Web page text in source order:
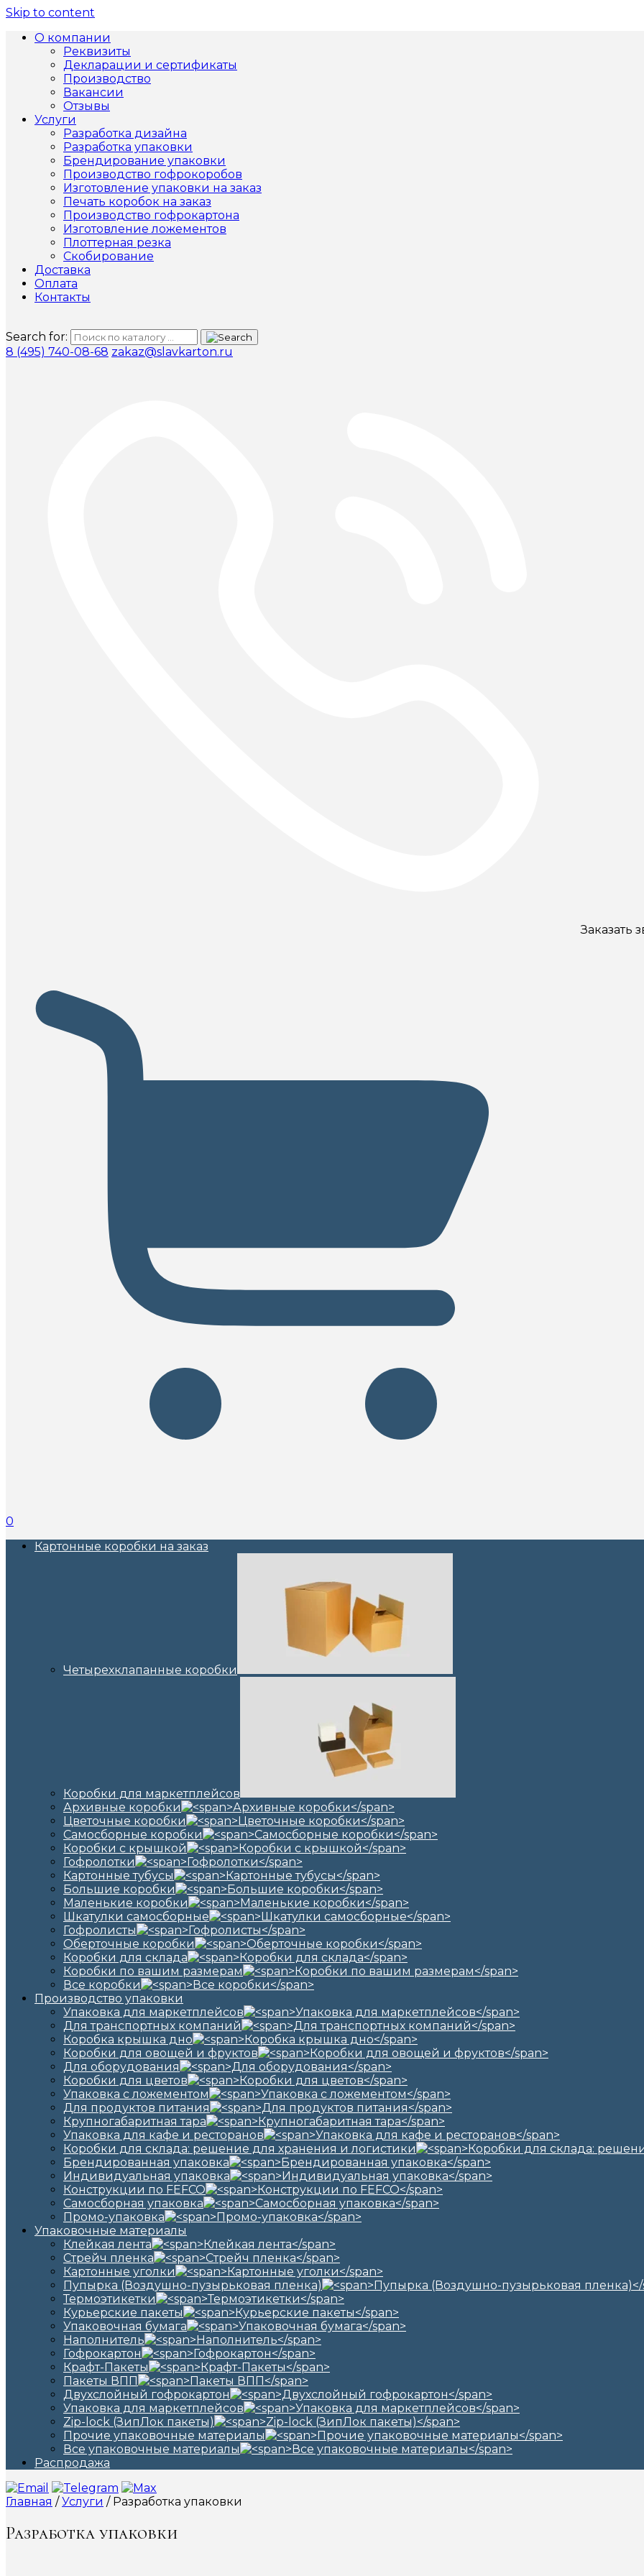
Skip to content
О компании
Реквизиты
Декларации и сертификаты
Производство
Вакансии
Отзывы
Услуги
Разработка дизайна
Разработка упаковки
Брендирование упаковки
Производство гофрокоробов
Изготовление упаковки на заказ
Печать коробок на заказ
Производство гофрокартона
Изготовление ложементов
Плоттерная резка
Скобирование
Доставка
Оплата
Контакты
Search for:
8 (495) 740-08-68 zakaz@slavkarton.ru
Заказать
0
Картонные коробки на заказ
Четырехклапанные коробки
Коробки для маркетплейсов
Архивные коробки
Цветочные коробки
Самосборные коробки
Коробки с крышкой
Гофролотки
Картонные тубусы
Большие коробки
Маленькие коробки
Шкатулки самосборные
Гофролисты
Оберточные коробки
Коробки для склада
Коробки по вашим размерам
Все коробки
Производство упаковки
Упаковка для маркетплейсов
Для транспортных компаний
Коробка крышка дно
Коробки для овощей и фруктов
Для оборудования
Коробки для цветов
Упаковка с ложементом
Для продуктов питания
Крупногабаритная тара
Упаковка для кафе и ресторанов
Коробки для склада: решение для хранения и логистики
Брендированная упаковка
Индивидуальная упаковка
Конструкции по FEFCO
Самосборная упаковка
Промо-упаковка
Упаковочные материалы
Клейкая лента
Стрейч пленка
Картонные уголки
Пупырка (Воздушно-пузырьковая пленка)
Термоэтикетки
Курьерские пакеты
Упаковочная бумага
Наполнитель
Гофрокартон
Крафт-Пакеты
Пакеты ВПП
Двухслойный гофрокартон
Упаковка для маркетплейсов
Zip-lock (ЗипЛок пакеты)
Прочие упаковочные материалы
Все упаковочные материалы
Распродажа
Главная /Услуги / Разработка упаковки
Разработка упаковки